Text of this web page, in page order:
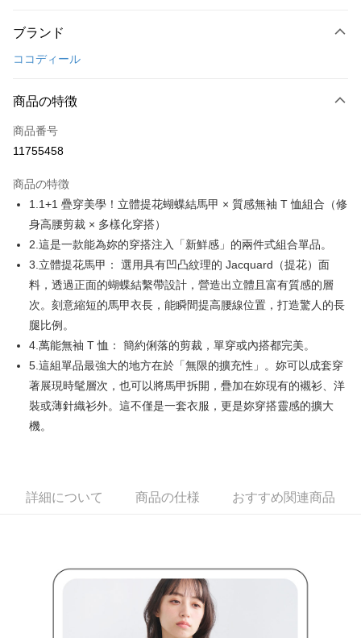
クレジットカード1回払い
LINE Pay
Apple Pay
Easy Wallet
AFTEE代金後払い
説明
一、 AFTEE代金後払いについて
1.お支払い方法でAFTEE代金後払いを選択すると、携帯電話認証ウィンド
ウが表示されます。
2.SMSで認証してお支払い手続を進めてください。
す。
4.ご注文が完了すると、携帯に支払い通知のSMSが届きます。アプリ会員
の場合は、AFTEE アプリプッシュ通知が届きます。
5.商品受け取り時のお支払いは不要です。商品を確かめてから、SMSまた
はアプリの通知に従って、4大コンビニ、またはATM/オンラインバンキン
グでお支払いください。
代金納付期限は最短で 14 日以内ですので、ご注意ください。AFTEE アプ
お支払期限は、ショップが請求した期日と、AFTEEで延長できる日数をも
とに計算されます。AFTEEで注文すると、商品を受け取るまで支払い期限
二、支払い限度額
1.初回 AFTEEを ご利用の際に、認証結果及び当社の審査の結果に基づ
き、限度額が設定されます。
2.決済金額は最低NT$20です。
3.現在、台湾の会員のみご利用いただけます。
ATM払い
配送方法
全家取貨付款
付款後全家取貨
送料無料
付款後萊爾富取貨
ブランド
ココディール
商品の特徴
商品番号
11755458
商品の特徴
1.1+1 疊穿美學！立體提花蝴蝶結馬甲 × 質感無袖 T 恤組合（修
身高腰剪裁 × 多樣化穿搭）
2.這是一款能為妳的穿搭注入「新鮮感」的兩件式組合單品。
3.立體提花馬甲： 選用具有凹凸紋理的 Jacquard（提花）面
料，透過正面的蝴蝶結繫帶設計，營造出立體且富有質感的層
次。刻意縮短的馬甲衣長，能瞬間提高腰線位置，打造驚人的長
腿比例。
4.萬能無袖 T 恤： 簡約俐落的剪裁，單穿或內搭都完美。
5.這組單品最強大的地方在於「無限的擴充性」。妳可以成套穿
著展現時髦層次，也可以將馬甲拆開，疊加在妳現有的襯衫、洋
裝或薄針織衫外。這不僅是一套衣服，更是妳穿搭靈感的擴大
機。
詳細について 商品の仕様 おすすめ関連商品